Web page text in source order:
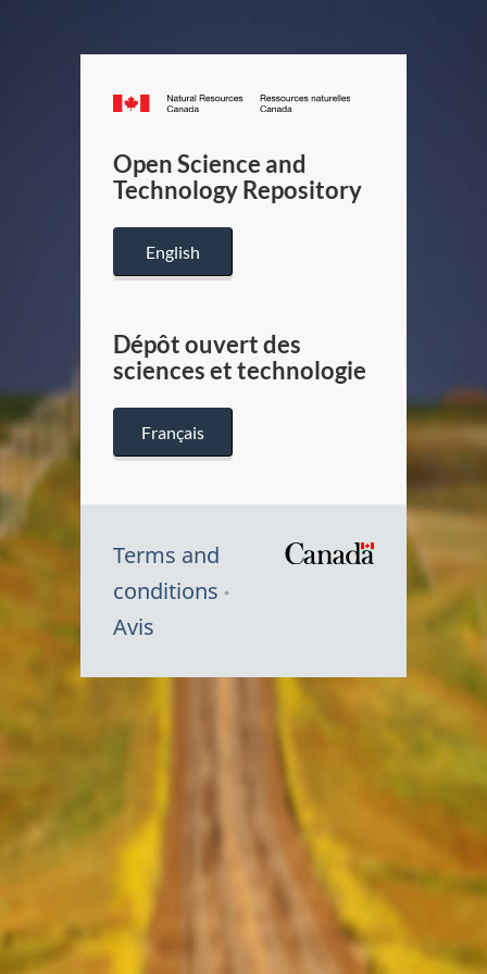
Canada.ca
/
Canada
Open Science and
Technology Repository
English
Dépôt ouvert des
sciences et technologie
Français
Terms and
conditions
Avis
Symbole
Canada